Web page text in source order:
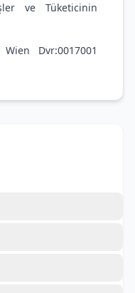
ve Tüketicinin
Dvr:0017001